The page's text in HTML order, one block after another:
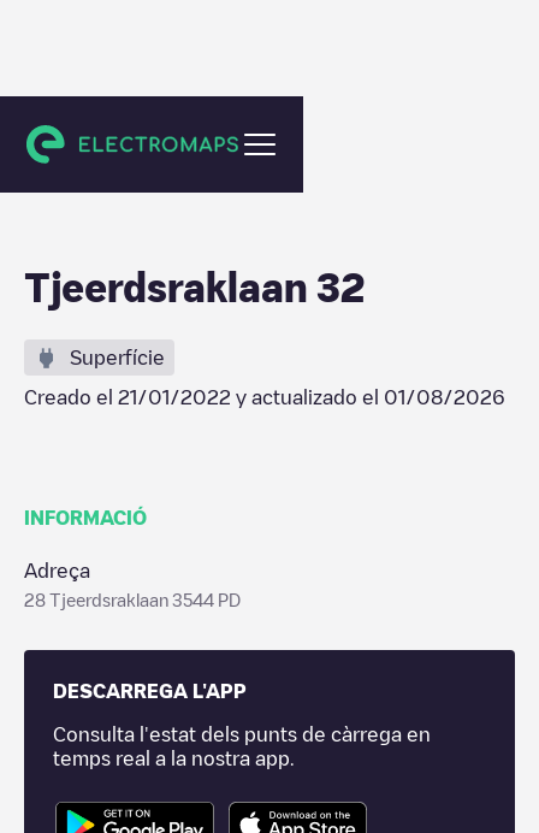
Utrecht
Tjeerdsraklaan 32
Superfície
Creado el 21/01/2022 y actualizado el 01/08/2026
INFORMACIÓ
Adreça
28 Tjeerdsraklaan 3544 PD
DESCARREGA L'APP
Consulta l'estat dels punts de càrrega en
temps real a la nostra app.